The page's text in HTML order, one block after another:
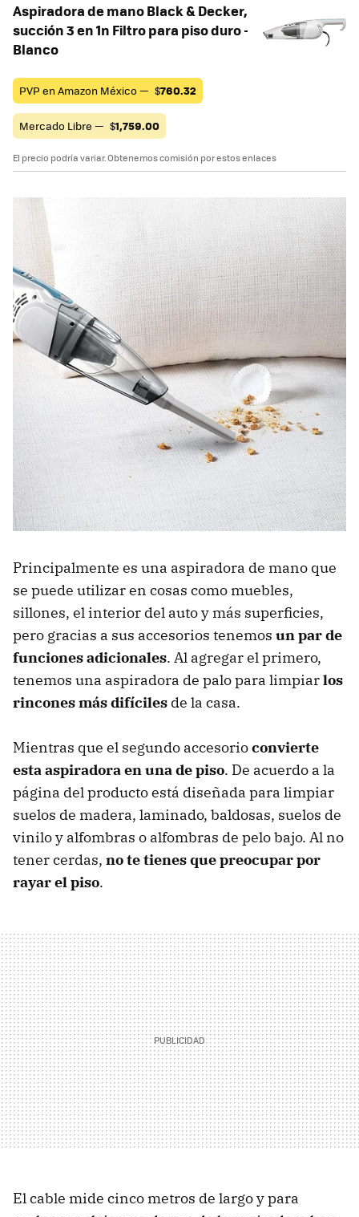
Aspiradora de mano Black & Decker,
succión 3 en 1n Filtro para piso duro -
Blanco
PVP en Amazon México — $760.32
Mercado Libre — $1,759.00
El precio podría variar. Obtenemos comisión por estos enlaces
Principalmente es una aspiradora de mano que
se puede utilizar en cosas como muebles,
sillones, el interior del auto y más superficies,
pero gracias a sus accesorios tenemos un par de
funciones adicionales. Al agregar el primero,
tenemos una aspiradora de palo para limpiarlos
rincones más difíciles de la casa.
Mientras que el segundo accesorioconvierte
esta aspiradora en una de piso. De acuerdo a la
página del producto está diseñada para limpiar
suelos de madera, laminado, baldosas, suelos de
vinilo y alfombras o alfombras de pelo bajo. Al no
tener cerdas, no te tienes que preocupar por
rayar el piso.
El cable mide cinco metros de largo y para